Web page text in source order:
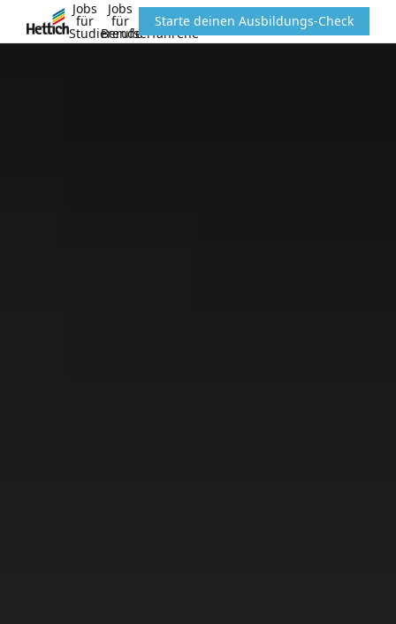
Jobs
für
Studierende
Jobs
für
Berufserfahrene
Starte deinen Ausbildungs-Check